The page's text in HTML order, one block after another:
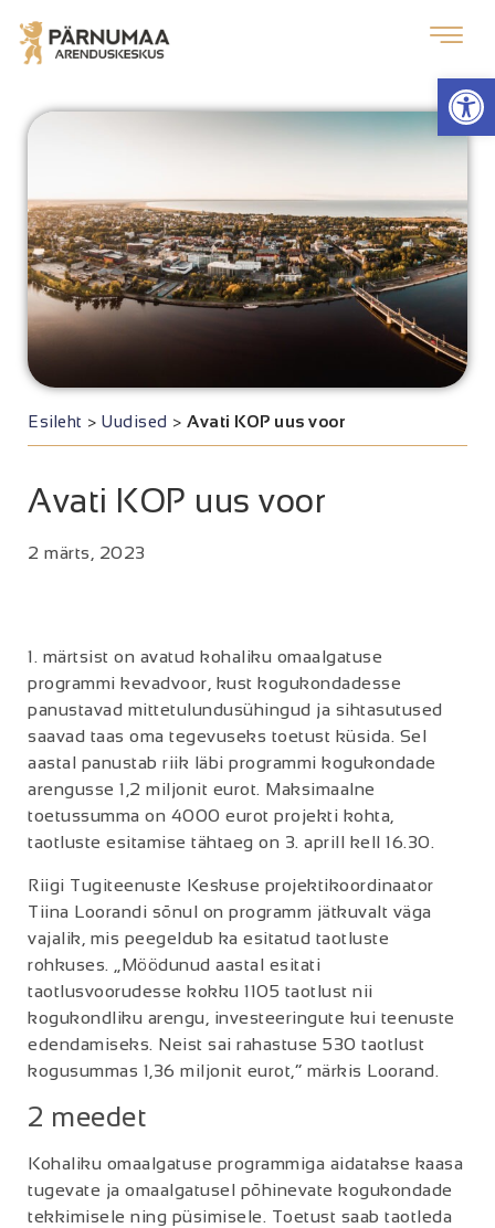
Esileht > Uudised > Avati KOP uus voor
Avati KOP uus voor
2 märts, 2023
1. märtsist on avatud kohaliku omaalgatuse
programmi kevadvoor, kust kogukondadesse
panustavad mittetulundusühingud ja sihtasutused
saavad taas oma tegevuseks toetust küsida. Sel
aastal panustab riik läbi programmi kogukondade
arengusse 1,2 miljonit eurot. Maksimaalne
toetussumma on 4000 eurot projekti kohta,
taotluste esitamise tähtaeg on 3. aprill kell 16.30.
Riigi Tugiteenuste Keskuse projektikoordinaator
Tiina Loorandi sõnul on programm jätkuvalt väga
vajalik, mis peegeldub ka esitatud taotluste
rohkuses. „Möödunud aastal esitati
taotlusvoorudesse kokku 1105 taotlust nii
kogukondliku arengu, investeeringute kui teenuste
edendamiseks. Neist sai rahastuse 530 taotlust
kogusummas 1,36 miljonit eurot,“ märkis Loorand.
2 meedet
Kohaliku omaalgatuse programmiga aidatakse kaasa
tugevate ja omaalgatusel põhinevate kogukondade
tekkimisele ning püsimisele. Toetust saab taotleda